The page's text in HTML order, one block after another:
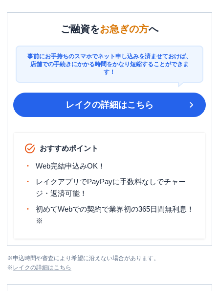
ご融資をお急ぎの方へ
事前にお手持ちのスマホでネット申し込みを済ませておけば、
店舗での手続きにかかる時間をかなり短縮することができま
す！
レイクの詳細はこちら
おすすめポイント
Web完結申込みOK！
レイクアプリでPayPayに手数料なしでチャー
ジ・返済可能！
初めてWebでの契約で業界初の365日間無利息！
※
※申込時間や審査により希望に沿えない場合があります。
※ レイクの詳細はこちら